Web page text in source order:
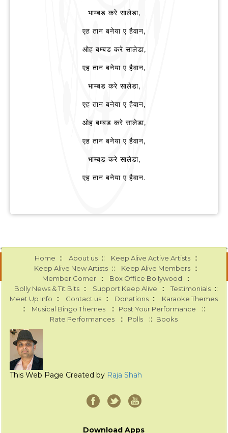
भाम्बड करे सालेडा,
एह तान बनेया ए हैवान,
ओह बम्बड करे सालेडा,
एह तान बनेया ए हैवान,
भाम्बड करे सालेडा,
एह तान बनेया ए हैवान,
ओह बम्बड करे सालेडा,
एह तान बनेया ए हैवान,
भाम्बड करे सालेडा,
एह तान बनेया ए हैवान.
Home :: About us :: Keep Alive Active Artists ::
Keep Alive New Artists :: Keep Alive Members ::
Member Corner :: Box Office Bollywood ::
Bolly News & Tit Bits :: Support Keep Alive :: Testimonials ::
Meet Up Info :: Contact us :: Donations :: Karaoke Themes
:: Musical Bingo Themes :: Post Your Performance ::
Rate Performances :: Polls :: Books
This Web Page Created by Raja Shah
Download Apps